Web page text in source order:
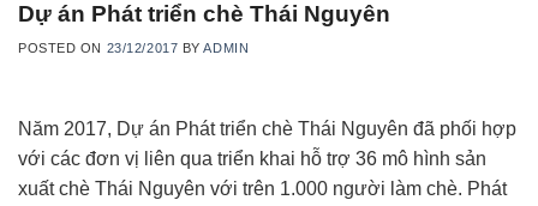
Dự án Phát triển chè Thái Nguyên
POSTED ON 23/12/2017 BYADMIN
Năm 2017, Dự án Phát triển chè Thái Nguyên đã phối hợp
với các đơn vị liên qua triển khai hỗ trợ 36 mô hình sản
xuất chè Thái Nguyên với trên 1.000 người làm chè. Phát